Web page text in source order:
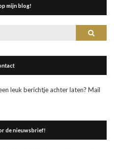
mijn blog!
leuk berichtje achter laten? Mail
de nieuwsbrief!